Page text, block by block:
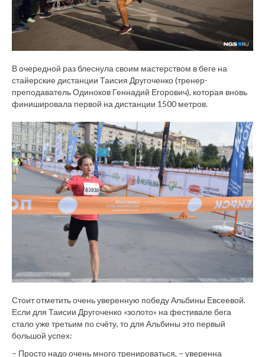
В очередной раз блеснула своим мастерством в беге на
стайерские дистанции Таисия Другоченко (тренер-
преподаватель Одиноков Геннадий Егорович), которая вновь
финишировала первой на дистанции 1500 метров.
Стоит отметить очень уверенную победу Альбины Евсеевой.
Если для Таисии Другоченко «золото» на фестивале бега
стало уже третьим по счёту, то для Альбины это первый
большой успех:
– Просто надо очень много тренироваться, – уверенна